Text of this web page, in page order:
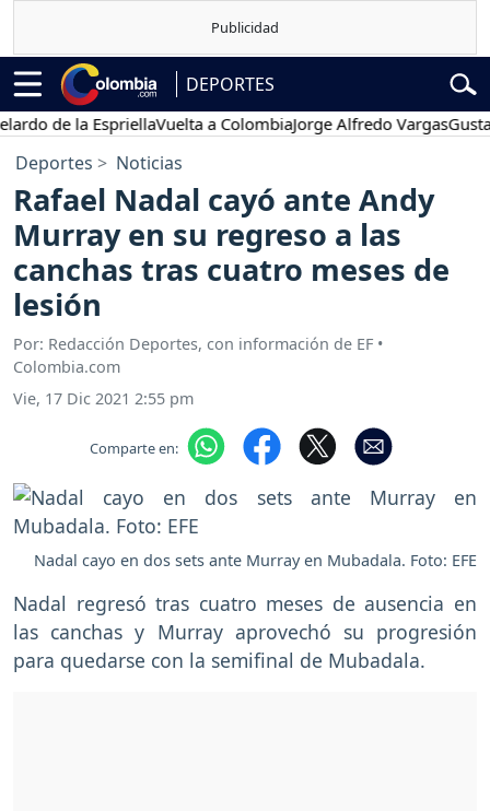
DEPORTES
de la EspriellaVuelta a ColombiaJorge Alfredo VargasGustavo
Deportes Noticias
Rafael Nadal cayó ante Andy
Murray en su regreso a las
canchas tras cuatro meses de
lesión
Por: Redacción Deportes, con información de EF •
Colombia.com
Vie, 17 Dic 2021 2:55 pm
Comparte en:
Nadal cayo en dos sets ante Murray en Mubadala. Foto: EFE
Nadal regresó tras cuatro meses de ausencia en
las canchas y Murray aprovechó su progresión
para quedarse con la semifinal de Mubadala.